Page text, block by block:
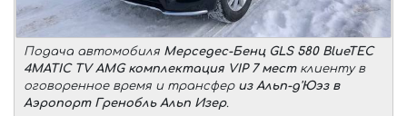
Подача автомобиля Мерседес-Бенц GLS 580 BlueTEC
4MATIC TV AMG комплектация VIP 7 местклиенту в
оговоренное время и трансфер из Альп-д'Юэз в
Аэропорт Гренобль Альп Изер.